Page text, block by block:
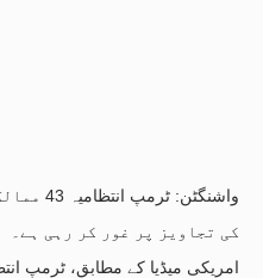
کی تجاویز پر غور کر رہی ہے۔
امریکی میڈیا کے مطابق، ٹرمپ